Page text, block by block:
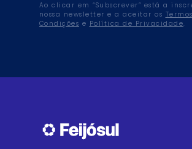
Ao clicar em “Subscrever” está a
nossa newsletter e a aceitar os
Condições e Política de Privacidade.